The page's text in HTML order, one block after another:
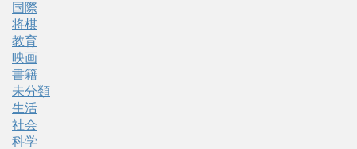
国際
将棋
教育
映画
書籍
未分類
生活
社会
科学